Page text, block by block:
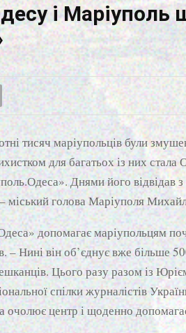
і Маріуполь
тисяч маріупольців були
для багатьох із них стала
Днями його відвідав
міський голова Маріуполя
допомагає маріупольцям
Нині він об’єднує вже більше
Цього разу разом із
спілки журналістів
очолює центр і щоденно